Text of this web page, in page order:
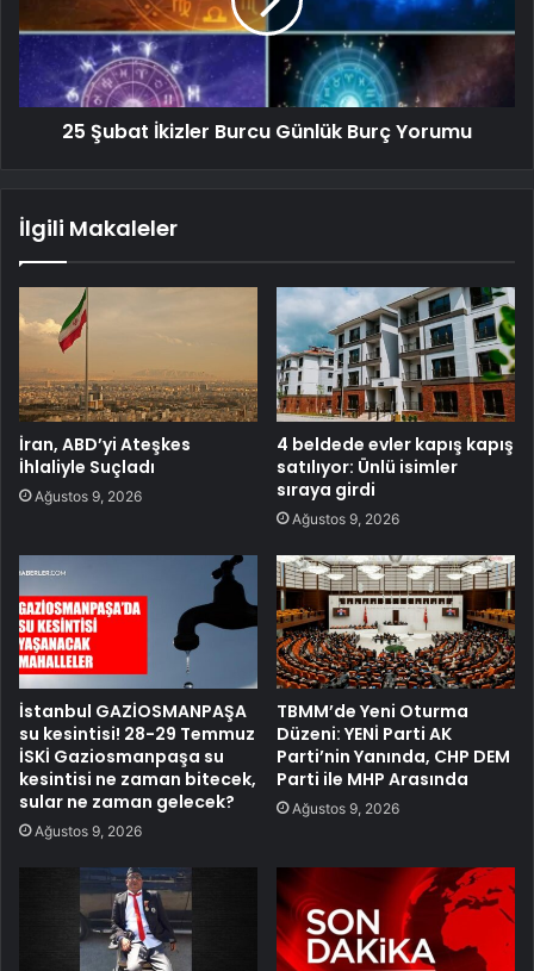
25 Şubat İkizler Burcu Günlük Burç Yorumu
İlgili Makaleler
İran, ABD’yi Ateşkes
İhlaliyle Suçladı
Ağustos 9, 2026
4 beldede evler kapış kapış
satılıyor: Ünlü isimler
sıraya girdi
Ağustos 9, 2026
İstanbul GAZİOSMANPAŞA
su kesintisi! 28-29 Temmuz
İSKİ Gaziosmanpaşa su
kesintisi ne zaman bitecek,
sular ne zaman gelecek?
Ağustos 9, 2026
TBMM’de Yeni Oturma
Düzeni: YENİ Parti AK
Parti’nin Yanında, CHP DEM
Parti ile MHP Arasında
Ağustos 9, 2026